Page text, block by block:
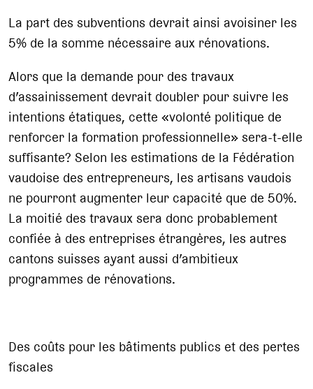
La part des subventions devrait ainsi avoisiner les
5% de la somme nécessaire aux rénovations.
Alors que la demande pour des travaux
d’assainissement devrait doubler pour suivre les
intentions étatiques, cette «volonté politique de
renforcer la formation professionnelle» sera-t-elle
suffisante? Selon les estimations de la Fédération
vaudoise des entrepreneurs, les artisans vaudois
ne pourront augmenter leur capacité que de 50%.
La moitié des travaux sera donc probablement
confiée à des entreprises étrangères, les autres
cantons suisses ayant aussi d’ambitieux
programmes de rénovations.
Des coûts pour les bâtiments publics et des pertes
fiscales